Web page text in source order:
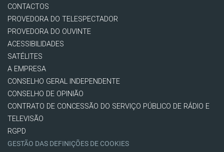
CONTACTOS
PROVEDORA DO TELESPECTADOR
PROVEDORA DO OUVINTE
ACESSIBILIDADES
SATÉLITES
A EMPRESA
CONSELHO GERAL INDEPENDENTE
CONSELHO DE OPINIÃO
CONTRATO DE CONCESSÃO DO SERVIÇO PÚBLICO DE RÁDIO E
TELEVISÃO
RGPD
GESTÃO DAS DEFINIÇÕES DE COOKIES